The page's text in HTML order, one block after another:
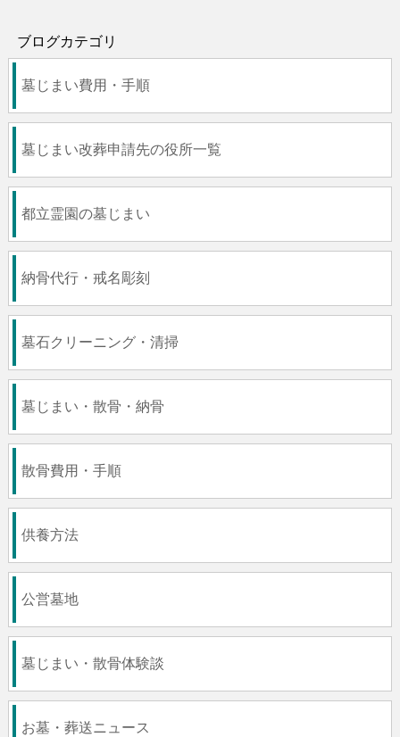
ブログカテゴリ
墓じまい費用・手順
墓じまい改葬申請先の役所一覧
都立霊園の墓じまい
納骨代行・戒名彫刻
墓石クリーニング・清掃
墓じまい・散骨・納骨
散骨費用・手順
供養方法
公営墓地
墓じまい・散骨体験談
お墓・葬送ニュース